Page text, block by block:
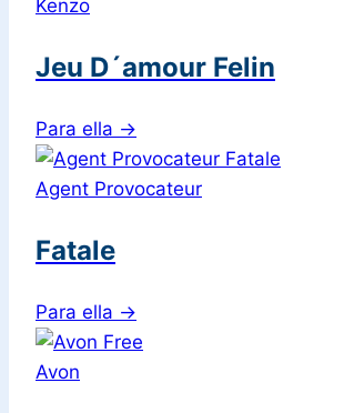
Kenzo
Jeu D´amour Felin
Para ella →
Agent Provocateur
Fatale
Para ella →
Avon